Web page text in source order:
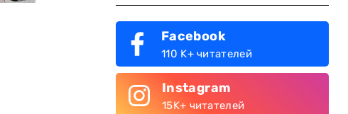
Facebook
110 K+ читателей
Instagram
15K+ читателей